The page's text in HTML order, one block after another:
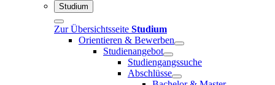
Studium
Zur Übersichtsseite Studium
Orientieren & Bewerben
Studienangebot
Studiengangssuche
Abschlüsse